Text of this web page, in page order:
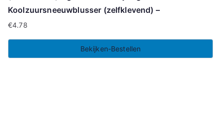
Koolzuursneeuwblusser (zelfklevend) –
€4.78
Bekijken-Bestellen